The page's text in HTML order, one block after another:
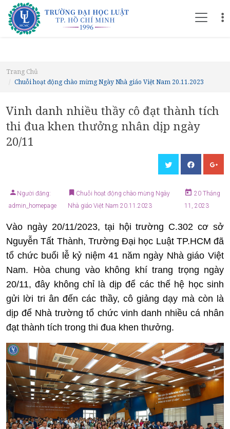
Trang Chủ
Chuỗi hoạt động chào mừng Ngày Nhà giáo Việt Nam 20.11.2023
Vinh danh nhiều thầy cô đạt thành tích
thi đua khen thưởng nhân dịp ngày
20/11
Người đăng:
admin_homepage
Chuỗi hoạt động chào mừng Ngày
Nhà giáo Việt Nam 20.11.2023
20 Tháng
11, 2023
Vào ngày 20/11/2023, tại hội trường C.302 cơ sở
Nguyễn Tất Thành, Trường Đại học Luật TP.HCM đã
tổ chức buổi lễ kỷ niệm 41 năm ngày Nhà giáo Việt
Nam. Hòa chung vào không khí trang trọng ngày
20/11, đây không chỉ là dịp để các thế hệ học sinh
gửi lời tri ân đến các thầy, cô giảng dạy mà còn là
dịp để Nhà trường tổ chức vinh danh nhiều cá nhân
đạt thành tích trong thi đua khen thưởng.